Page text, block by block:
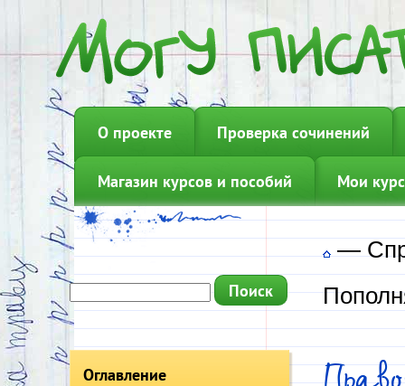
О проекте Проверка сочинений
Магазин курсов и пособий Мои
Оглавление
—